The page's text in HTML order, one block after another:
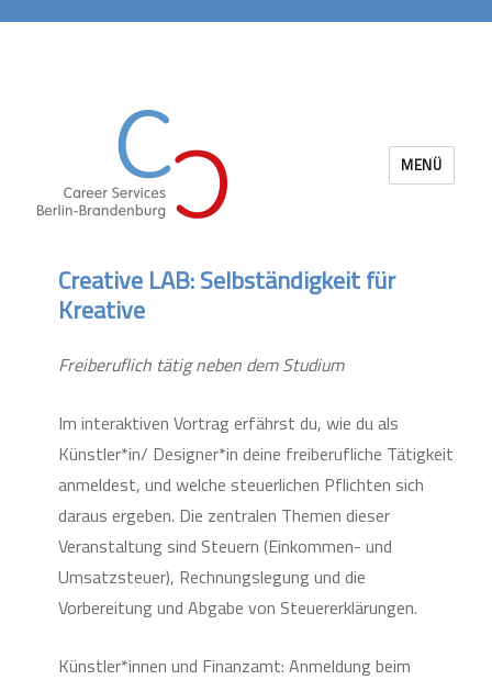
MENÜ
Creative LAB: Selbständigkeit für
Kreative
Freiberuflich tätig neben dem Studium
Im interaktiven Vortrag erfährst du, wie du als
Künstler*in/ Designer*in deine freiberufliche Tätigkeit
anmeldest, und welche steuerlichen Pflichten sich
daraus ergeben. Die zentralen Themen dieser
Veranstaltung sind Steuern (Einkommen- und
Umsatzsteuer), Rechnungslegung und die
Vorbereitung und Abgabe von Steuererklärungen.
Künstler*innen und Finanzamt: Anmeldung beim